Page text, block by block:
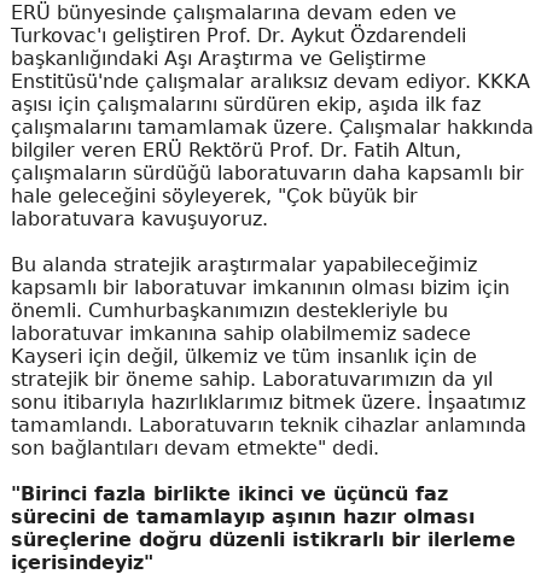
ERÜ bünyesinde çalışmalarına devam eden ve
Turkovac'ı geliştiren Prof. Dr. Aykut Özdarendeli
başkanlığındaki Aşı Araştırma ve Geliştirme
Enstitüsü'nde çalışmalar aralıksız devam ediyor. KKKA
aşısı için çalışmalarını sürdüren ekip, aşıda ilk faz
çalışmalarını tamamlamak üzere. Çalışmalar hakkında
bilgiler veren ERÜ Rektörü Prof. Dr. Fatih Altun,
çalışmaların sürdüğü laboratuvarın daha kapsamlı bir
hale geleceğini söyleyerek, "Çok büyük bir
laboratuvara kavuşuyoruz.
Bu alanda stratejik araştırmalar yapabileceğimiz
kapsamlı bir laboratuvar imkanının olması bizim için
önemli. Cumhurbaşkanımızın destekleriyle bu
laboratuvar imkanına sahip olabilmemiz sadece
Kayseri için değil, ülkemiz ve tüm insanlık için de
stratejik bir öneme sahip. Laboratuvarımızın da yıl
sonu itibarıyla hazırlıklarımız bitmek üzere. İnşaatımız
tamamlandı. Laboratuvarın teknik cihazlar anlamında
son bağlantıları devam etmekte" dedi.
"Birinci fazla birlikte ikinci ve üçüncü faz
sürecini de tamamlayıp aşının hazır olması
süreçlerine doğru düzenli istikrarlı bir ilerleme
içerisindeyiz"